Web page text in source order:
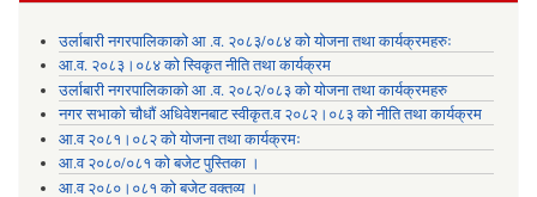
उर्लाबारी नगरपालिकाको आ .व. २०८३/०८४ को योजना तथा कार्यक्रमहरुः
आ.व. २०८३।०८४ को स्विकृत नीति तथा कार्यक्रम
उर्लाबारी नगरपालिकाको आ .व. २०८२/०८३ को योजना तथा कार्यक्रमहरु
नगर सभाको चौधौं अधिवेशनबाट स्वीकृत.व २०८२।०८३ को नीति तथा कार्यक्रम
आ.व २०८१।०८२ को योजना तथा कार्यक्रमः
आ.व २०८०/०८१ को बजेट पुस्तिका ।
आ.व २०८०।०८१ को बजेट वक्तव्य ।